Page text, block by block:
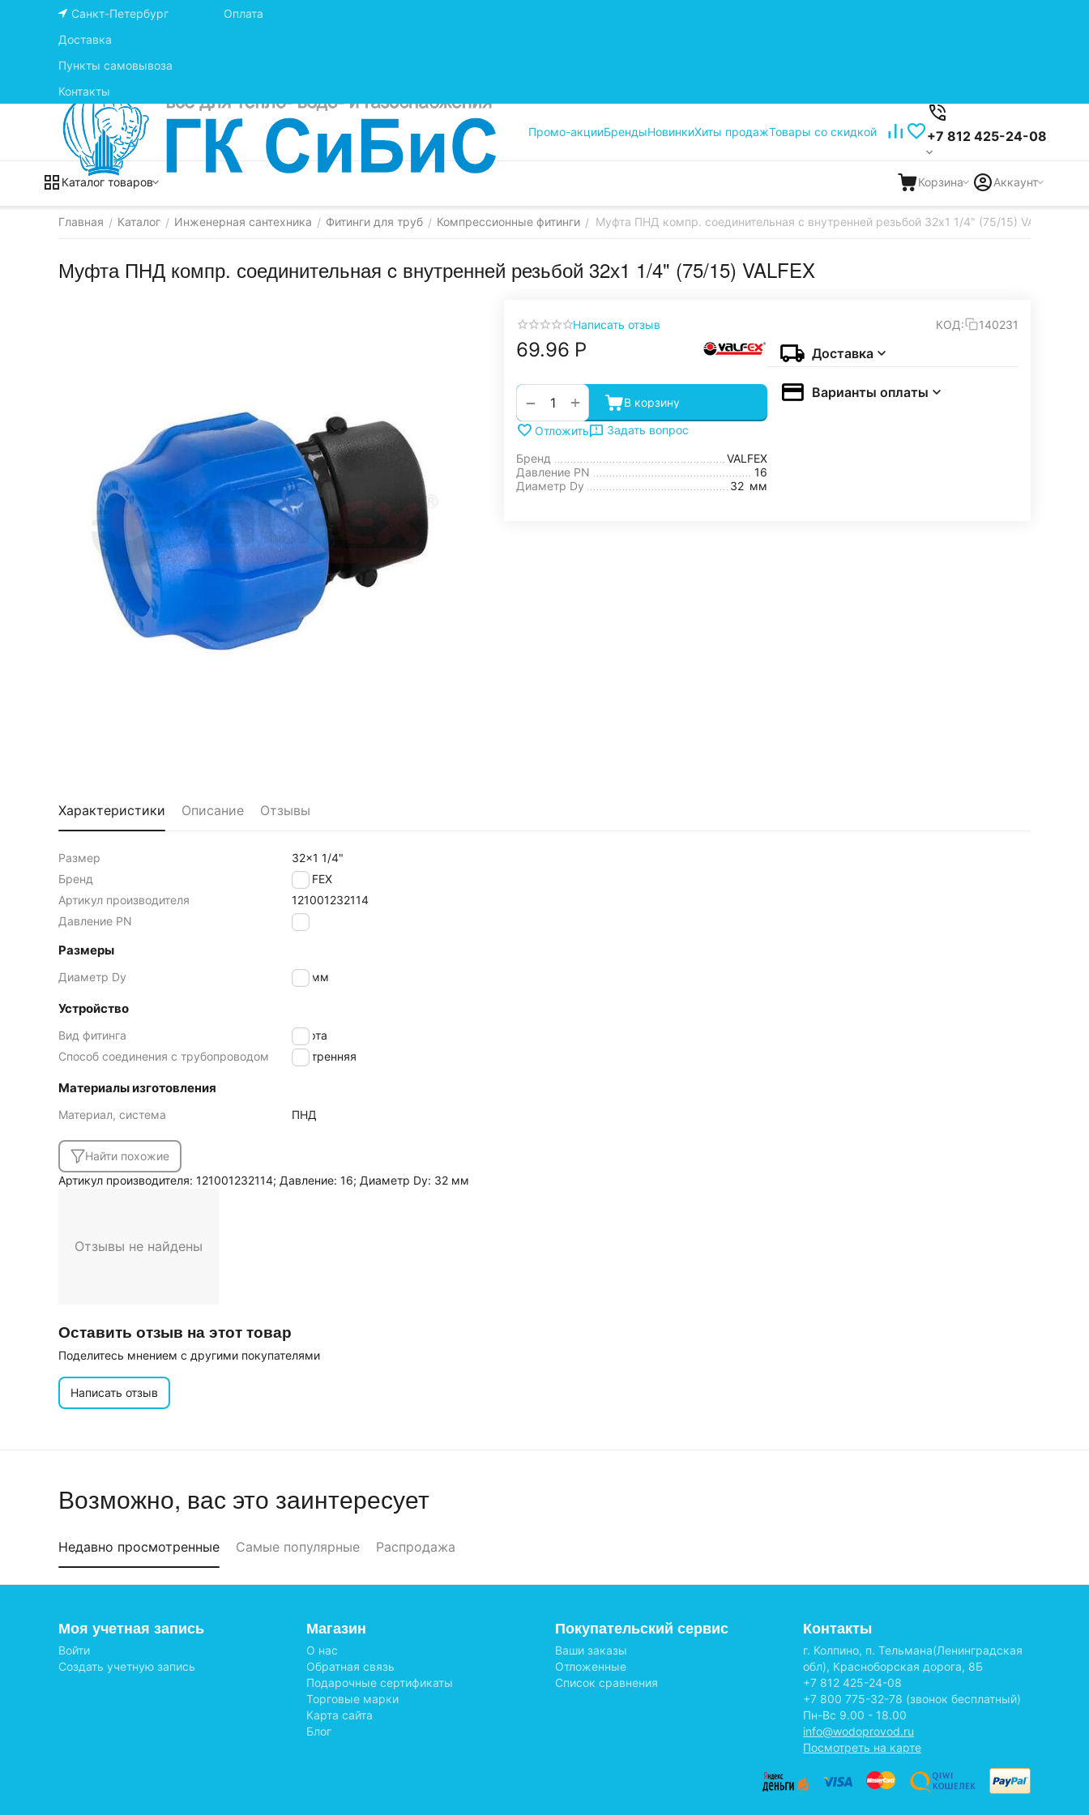
Санкт-Петербург
Оплата
Доставка
Пункты самовывоза
Контакты
Промо-акцииБрендыНовинкиХиты продажТовары со скидкой +7 812 425-24-08
Каталог товаров Корзина Аккаунт
Главная / Каталог / Инженерная сантехника / Фитинги для труб / Компрессионные фитинги / Муфта ПНД компр. соединительная c внутренней резьбой 32х1 1/4" (75/15) VALFEX
Муфта ПНД компр. соединительная c внутренней резьбой 32х1 1/4" (75/15) VALFEX
Написать отзыв КОД: 140231
69.96 Р
+
− В корзину
Отложить Задать вопрос
Бренд
VALFEX
Давление PN
16
Диаметр Dy
32 мм
Доставка
Варианты оплаты
Характеристики Описание Отзывы
Размер
32x1 1/4"
Бренд
VALFEX
Артикул производителя
121001232114
Давление PN
16
Размеры
Диаметр Dy 32 мм
Устройство
Вид фитинга
Муфта
Способ соединения с трубопроводом
внутренняя
Материалы изготовления
Материал, система ПНД
Найти похожие
Артикул производителя: 121001232114; Давление: 16; Диаметр Dy: 32 мм
Отзывы не найдены
Оставить отзыв на этот товар
Поделитесь мнением с другими покупателями
Написать отзыв
Возможно, вас это заинтересует
Недавно просмотренные Самые популярные Распродажа
Моя учетная запись
Войти
Создать учетную запись
Магазин
О нас
Обратная связь
Подарочные сертификаты
Торговые марки
Карта сайта
Блог
Покупательский сервис
Ваши заказы
Отложенные
Список сравнения
Контакты
г. Колпино, п. Тельмана(Ленинградская
обл), Красноборская дорога, 8Б
+7 812 425-24-08
+7 800 775-32-78 (звонок бесплатный)
Пн-Вс 9.00 - 18.00
info@wodoprovod.ru
Посмотреть на карте